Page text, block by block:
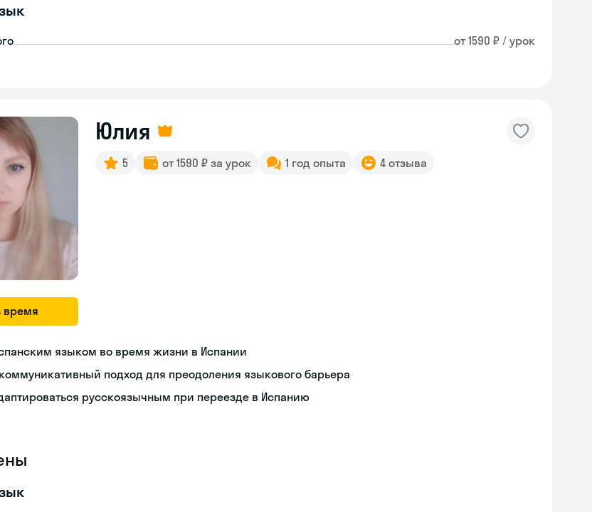
от 1590 ₽ / урок
время
Юлия
5 от 1590 ₽ за урок 1 год опыта 4 отзыва
языком во время жизни в Испании
подход для преодоления языкового барьера
русскоязычным при переезде в Испанию